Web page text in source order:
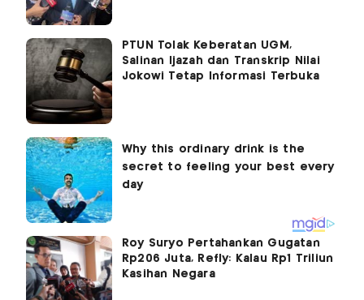
PTUN Tolak Keberatan UGM,
Salinan Ijazah dan Transkrip Nilai
Jokowi Tetap Informasi Terbuka
Roy Suryo Pertahankan Gugatan
Rp206 Juta, Refly: Kalau Rp1 Triliun
Kasihan Negara